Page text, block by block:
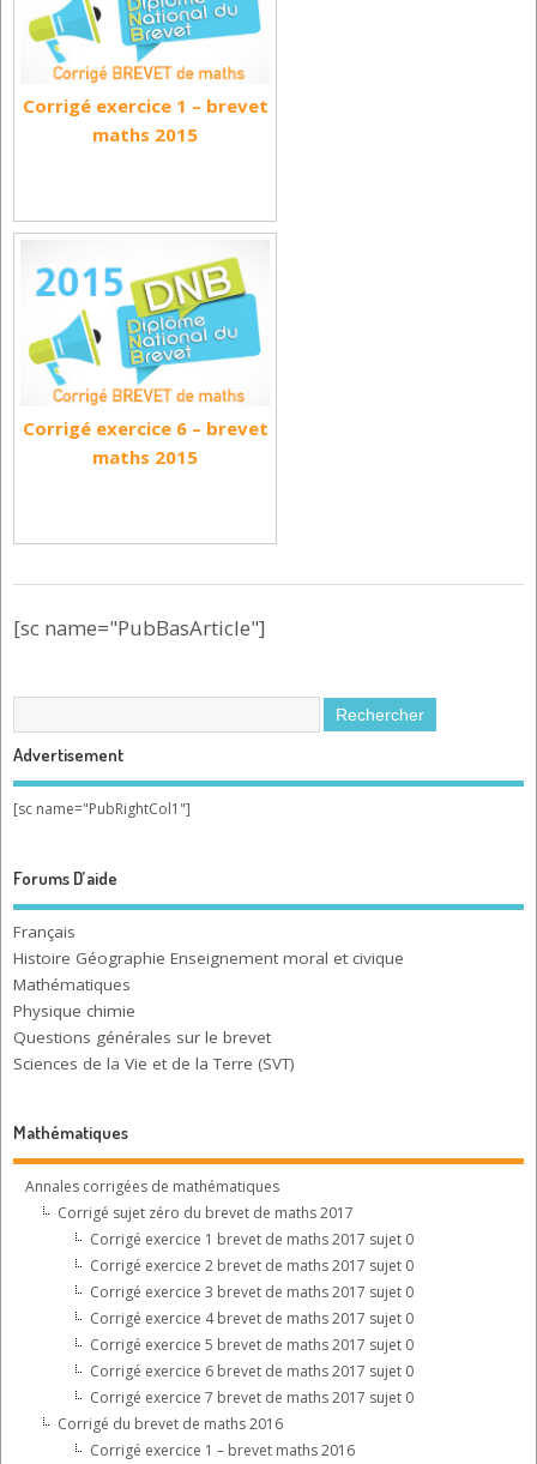
Corrigé exercice 1 – brevet
maths 2015
Corrigé exercice 6 – brevet
maths 2015
[sc name="PubBasArticle"]
Advertisement
[sc name="PubRightCol1"]
Forums D’aide
Français
Histoire Géographie Enseignement moral et civique
Mathématiques
Physique chimie
Questions générales sur le brevet
Sciences de la Vie et de la Terre (SVT)
Mathématiques
Annales corrigées de mathématiques
Corrigé sujet zéro du brevet de maths 2017
Corrigé exercice 1 brevet de maths 2017 sujet 0
Corrigé exercice 2 brevet de maths 2017 sujet 0
Corrigé exercice 3 brevet de maths 2017 sujet 0
Corrigé exercice 4 brevet de maths 2017 sujet 0
Corrigé exercice 5 brevet de maths 2017 sujet 0
Corrigé exercice 6 brevet de maths 2017 sujet 0
Corrigé exercice 7 brevet de maths 2017 sujet 0
Corrigé du brevet de maths 2016
Corrigé exercice 1 – brevet maths 2016